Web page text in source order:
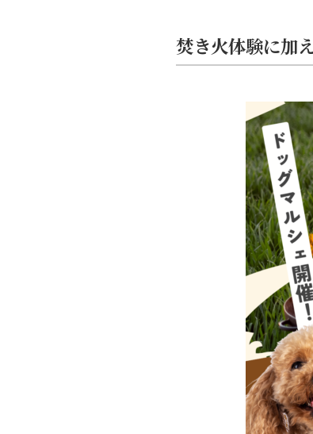
焚き火体験に加